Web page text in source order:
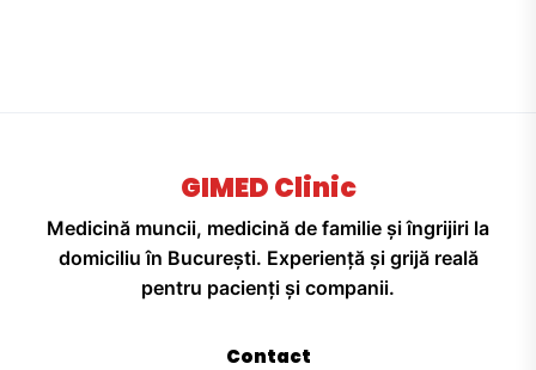
GIMED Clinic
Medicină muncii, medicină de familie și îngrijiri la
domiciliu în București. Experiență și grijă reală
pentru pacienți și companii.
Contact